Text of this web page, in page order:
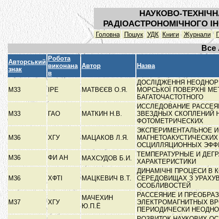
НАУКОВО-
РАДІОАСТРОНОМІЧНОГО
Головна Пошук УДК Книги Журнали
Все
Авторський
знак
Робота
виконана
в
Автор Назва
М33 ІРЕ МАТВЄЄВ О.Я.
ДОСЛІДЖЕННЯ
МОРСЬКОЇ ПОВЕРХНІ
БАГАТОЧАСТОТНОГО
М33 ГАО МАТКИН Н.В.
ИССЛЕДОВАНИЕ
ЗВЕЗДНЫХ СКОПЛЕНИЙ
ФОТОМЕТРИЧЕСКИХ
М36 ХГУ МАЦАКОВ Л.Я.
ЭКСПЕРИМЕНТАЛЬНОЕ
МАГНЕТОАКУСТИЧЕСКИХ
ОСЦИЛЛЯЦИОННЫХ
М36
ФИ АН МАХСУДОВ Б.И.
ТЕМПЕРАТУРНЫЕ И
ХАРАКТЕРИСТИКИ
М36 ХФТІ МАЦКЕВИЧ В.Т.
ДИНАМІЧНІ ПРОЦЕСИ В
СЕРЕДОВИЩАХ З
ОСОБЛИВОСТЕЙ
М37 ХГУ
МАЧЕХИН
Ю.П.Ё
РАССЕЯНИЕ И
ЭЛЕКТРОМАГНИТНЫХ
ПЕРИОДИЧЕСКИ